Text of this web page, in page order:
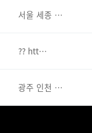
서울 세종 …
?? htt…
광주 인천 …